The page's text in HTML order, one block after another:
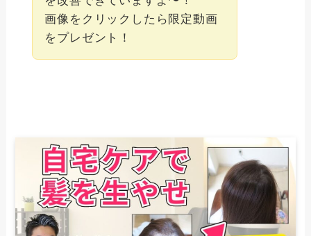
画像をクリックしたら限定動画
をプレゼント！